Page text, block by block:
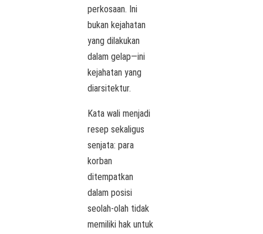
perkosaan. Ini
bukan kejahatan
yang dilakukan
dalam gelap—ini
kejahatan yang
diarsitektur.
Kata wali menjadi
resep sekaligus
senjata: para
korban
ditempatkan
dalam posisi
seolah-olah tidak
memiliki hak untuk